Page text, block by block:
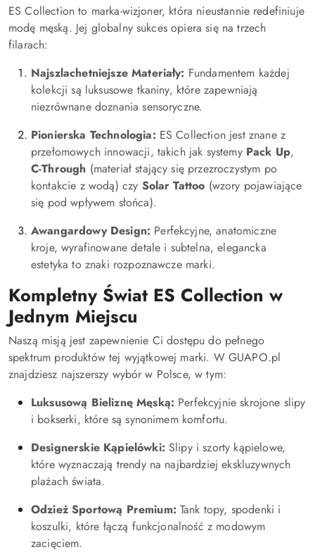
ES Collection to marka-wizjoner, która nieustannie redefiniuje
modę męską. Jej globalny sukces opiera się na trzech
filarach:
Najszlachetniejsze Materiały: Fundamentem każdej
kolekcji są luksusowe tkaniny, które zapewniają
niezrównane doznania sensoryczne.
Pionierska Technologia: ES Collection jest znane z
przełomowych innowacji, takich jak systemy Pack Up,
C-Through (materiał stający się przezroczystym po
kontakcie z wodą) czy Solar Tattoo (wzory pojawiające
się pod wpływem słońca).
Awangardowy Design: Perfekcyjne, anatomiczne
kroje, wyrafinowane detale i subtelna, elegancka
estetyka to znaki rozpoznawcze marki.
Kompletny Świat ES Collection w
Jednym Miejscu
Naszą misją jest zapewnienie Ci dostępu do pełnego
spektrum produktów tej wyjątkowej marki. W GUAPO.pl
znajdziesz najszerszy wybór w Polsce, w tym:
Luksusową Bieliznę Męską: Perfekcyjnie skrojone slipy
i bokserki, które są synonimem komfortu.
Designerskie Kąpielówki: Slipy i szorty kąpielowe,
które wyznaczają trendy na najbardziej ekskluzywnych
plażach świata.
Odzież Sportową Premium: Tank topy, spodenki i
koszulki, które łączą funkcjonalność z modowym
zacięciem.